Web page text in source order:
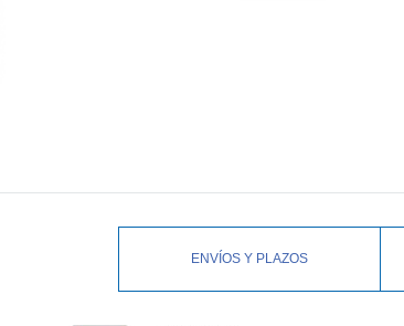
ENVÍOS Y PLAZOS